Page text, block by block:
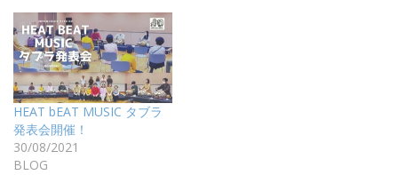
HEAT bEAT MUSIC タブラ
発表会開催！
30/08/2021
BLOG